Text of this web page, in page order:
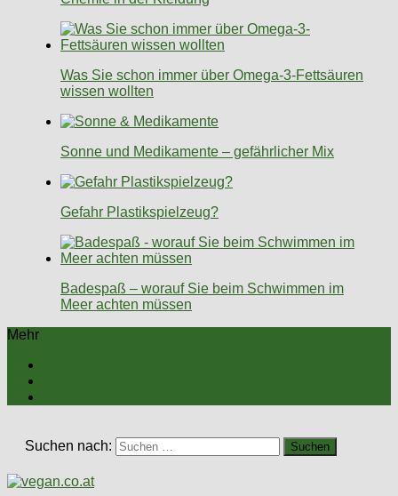
Was Sie schon immer über Omega-3-Fettsäuren
wissen wollten
Sonne und Medikamente – gefährlicher Mix
Gefahr Plastikspielzeug?
Badespaß – worauf Sie beim Schwimmen im
Meer achten müssen
Mehr
Suchen nach: